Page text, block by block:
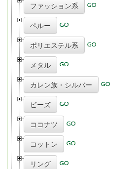
ファッション系
ペルー
ポリエステル系
メタル
カレン族・シルバー
ビーズ
ココナツ
コットン
リング